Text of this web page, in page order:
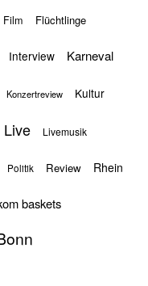
Film Flüchtlinge
Interview Karneval
Konzertreview Kultur
Live Livemusik
Politik Review Rhein
baskets